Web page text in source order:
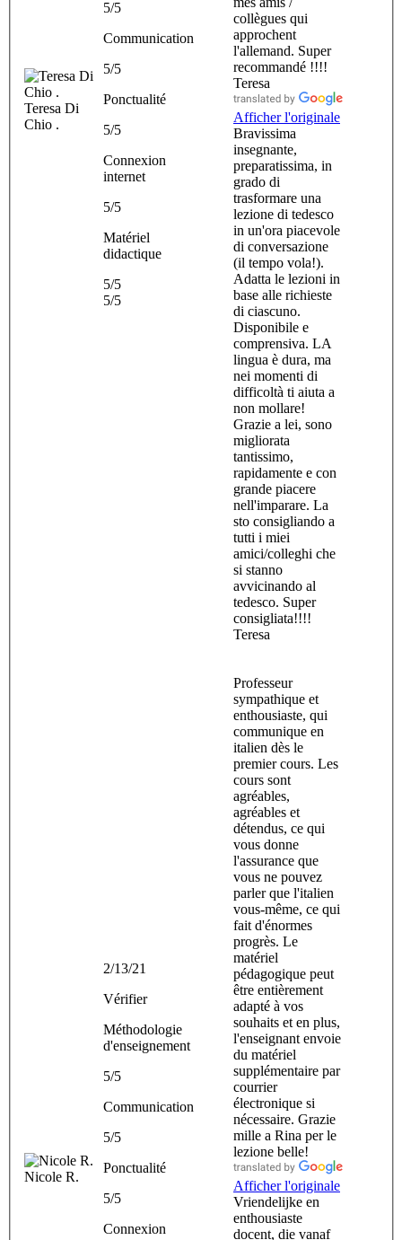
Teresa Di
Chio .
5/5
Communication
5/5
Ponctualité
5/5
Connexion
internet
5/5
Matériel
didactique
5/5
5/5
collègues qui
approchent
l'allemand. Super
recommandé !!!!
Teresa
Afficher l'originale
Bravissima
insegnante,
preparatissima, in
grado di
trasformare una
lezione di tedesco
in un'ora piacevole
di conversazione
(il tempo vola!).
Adatta le lezioni in
base alle richieste
di ciascuno.
Disponibile e
comprensiva. LA
lingua è dura, ma
nei momenti di
difficoltà ti aiuta a
non mollare!
Grazie a lei, sono
migliorata
tantissimo,
rapidamente e con
grande piacere
nell'imparare. La
sto consigliando a
tutti i miei
amici/colleghi che
si stanno
avvicinando al
tedesco. Super
consigliata!!!!
Teresa
Nicole R.
2/13/21
Vérifier
Méthodologie
d'enseignement
5/5
Communication
5/5
Ponctualité
5/5
Connexion
Professeur
sympathique et
enthousiaste, qui
communique en
italien dès le
premier cours. Les
cours sont
agréables,
agréables et
détendus, ce qui
vous donne
l'assurance que
vous ne pouvez
parler que l'italien
vous-même, ce qui
fait d'énormes
progrès. Le
matériel
pédagogique peut
être entièrement
adapté à vos
souhaits et en plus,
l'enseignant envoie
du matériel
supplémentaire par
courrier
électronique si
nécessaire. Grazie
mille a Rina per le
lezione belle!
Afficher l'originale
Vriendelijke en
enthousiaste
docent, die vanaf